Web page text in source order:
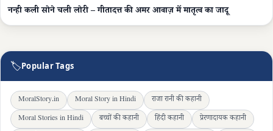
नन्ही कली सोने चली लोरी – गीतादत्त की अमर आवाज़ में मातृत्व का जादू
🏷Popular Tags
MoralStory.in Moral Story in Hindi
राजा रानी की कहानी
Moral Stories in Hindi
बच्चों की कहानी हिंदी कहानी
प्रेरणादायक कहानी